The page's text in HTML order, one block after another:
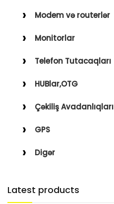
Modem və routerlər
Monitorlar
Telefon Tutacaqları
HUBlar,OTG
Çəkiliş Avadanlıqları
GPS
Digər
Latest products